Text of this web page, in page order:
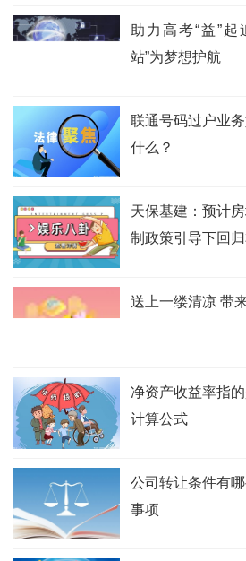
助力高考“益”
站”为梦想护航
联通号码过户业
什么？
天保基建：预计
制政策引导下回
送上一缕清凉 带
净资产收益率指
计算公式
公司转让条件有
事项